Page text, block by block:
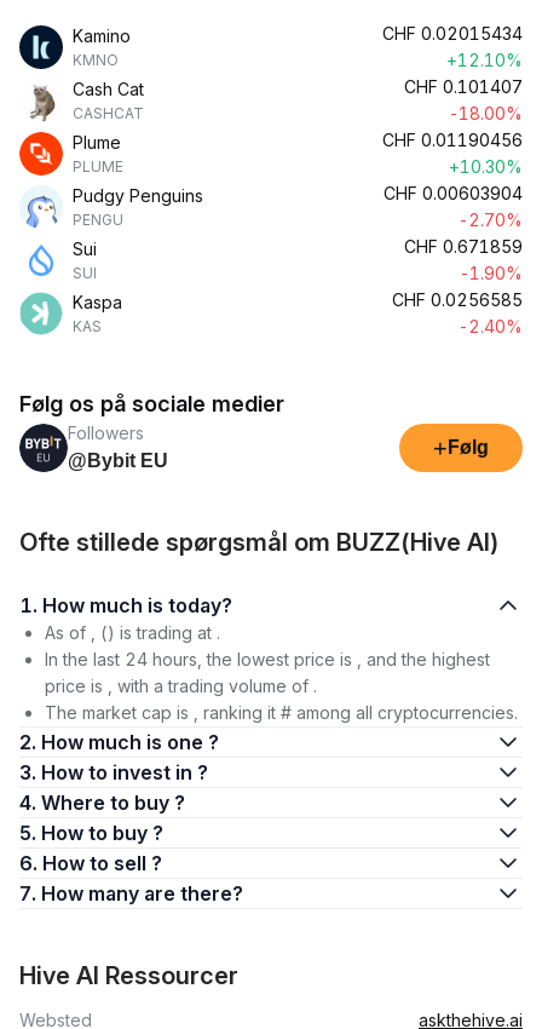
Kamino
KMNO
CHF 0.02015434
+12.10%
Cash Cat
CASHCAT
CHF 0.101407
-18.00%
Plume
PLUME
CHF 0.01190456
+10.30%
Pudgy Penguins
PENGU
CHF 0.00603904
-2.70%
Sui
SUI
CHF 0.671859
-1.90%
Kaspa
KAS
CHF 0.0256585
-2.40%
Følg os på sociale medier
Followers
@Bybit EU
+ Følg
Ofte stillede spørgsmål om BUZZ(Hive AI)
1. How much is today?
As of , () is trading at .
In the last 24 hours, the lowest price is , and the highest
price is , with a trading volume of .
The market cap is , ranking it # among all cryptocurrencies.
2. How much is one ?
3. How to invest in ?
4. Where to buy ?
5. How to buy ?
6. How to sell ?
7. How many are there?
Hive AI Ressourcer
Websted
askthehive.ai